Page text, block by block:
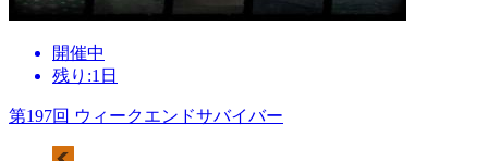
開催中
残り:1日
第197回 ウィークエンドサバイバー